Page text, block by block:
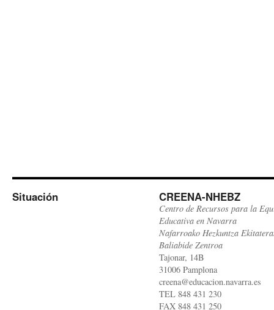
Situación CREENA-NHEBZ
Centro de Recursos para la
Educativa en Navarra
Nafarroako Hezkuntza
Baliabide Zentroa
Tajonar, 14B
31006 Pamplona
creena@educacion.navarra.es
TEL 848 431 230
FAX 848 431 250